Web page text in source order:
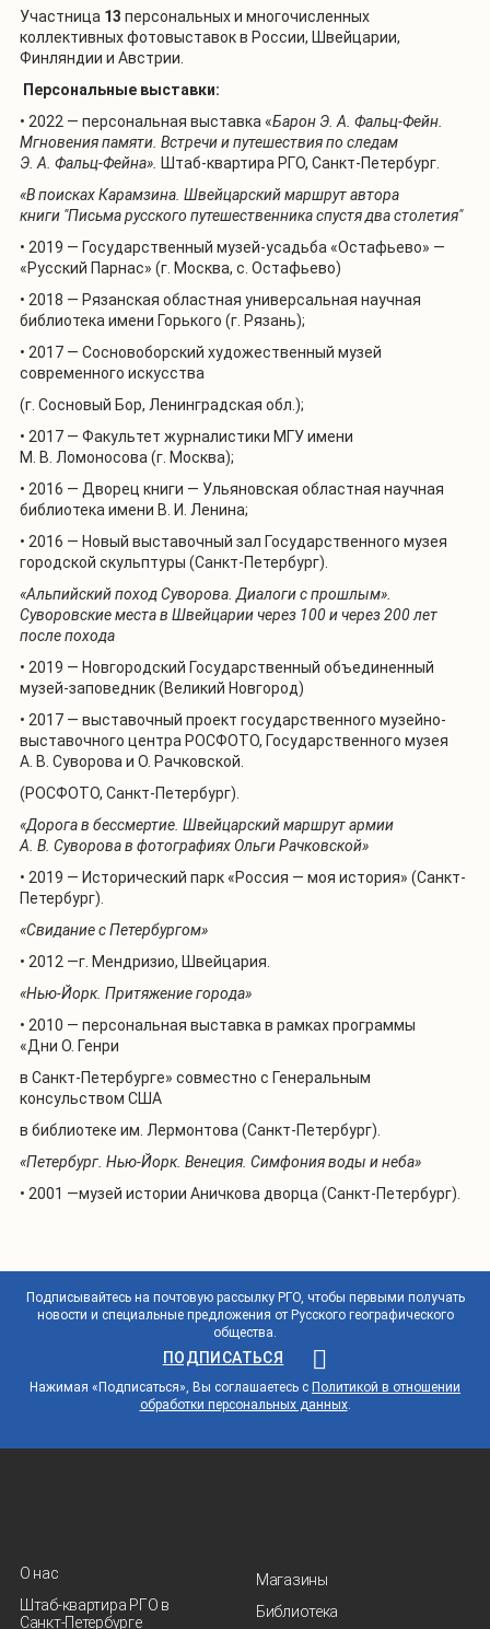
Участница 13 персональных и многочисленных
коллективных фотовыставок в России, Швейцарии,
Финляндии и Австрии.
Персональные выставки:
• 2022 — персональная выставка «Барон Э. А. Фальц-Фейн.
Мгновения памяти. Встречи и путешествия по следам
Э. А. Фальц-Фейна». Штаб-квартира РГО, Санкт-Петербург.
«В поисках Карамзина. Швейцарский маршрут автора
книги "Письма русского путешественника спустя два столетия"
• 2019 — Государственный музей-усадьба «Остафьево» —
«Русский Парнас» (г. Москва, с. Остафьево)
• 2018 — Рязанская областная универсальная научная
библиотека имени Горького (г. Рязань);
• 2017 — Сосновоборский художественный музей
современного искусства
(г. Сосновый Бор, Ленинградская обл.);
• 2017 — Факультет журналистики МГУ имени
М. В. Ломоносова (г. Москва);
• 2016 — Дворец книги — Ульяновская областная научная
библиотекаимени В. И. Ленина;
• 2016 — Новый выставочный зал Государственного музея
городской скульптуры (Санкт-Петербург).
«Альпийский поход Суворова. Диалоги с прошлым».
Суворовские места в Швейцарии через 100 и через 200 лет
после похода
• 2019 — Новгородский Государственный объединенный
музей-заповедник (Великий Новгород)
• 2017 — выставочный проект государственного музейно-
выставочного центра РОСФОТО, Государственного музея
А. В. Суворова и О. Рачковской.
(РОСФОТО, Санкт-Петербург).
«Дорога в бессмертие. Швейцарский маршрут армии
А. В. Суворова в фотографиях Ольги Рачковской»
• 2019 — Исторический парк «Россия — моя история» (Санкт-
Петербург).
«Свидание с Петербургом»
• 2012 —г. Мендризио, Швейцария.
«Нью-Йорк. Притяжение города»
• 2010 — персональная выставка в рамках программы
«Дни О. Генри
в Санкт-Петербурге» совместно с Генеральным
консульством США
в библиотеке им. Лермонтова (Санкт-Петербург).
«Петербург. Нью-Йорк. Венеция. Симфония воды и неба»
• 2001 —музей истории Аничкова дворца (Санкт-Петербург).
Подписывайтесь на почтовую рассылку РГО, чтобы первыми получать
новости и специальные предложения от Русского географического
общества.
ПОДПИСАТЬСЯ
Нажимая «Подписаться», Вы соглашаетесь с Политикой в отношении
обработки персональных данных.
О нас
Штаб-квартира РГО в
Санкт‑Петербурге
Магазины
Библиотека